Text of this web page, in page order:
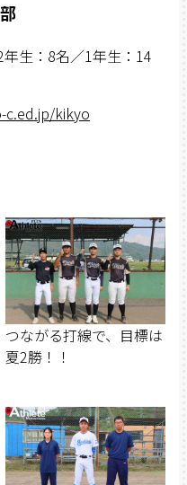
生：8名／1年生：14
c.ed.jp/kikyo
つながる打線で、目標は
夏2勝！！